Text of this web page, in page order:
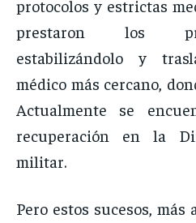
protocolos y estrictas
prestaron los
estabilizándolo y
médico más cercano,
Actualmente se
recuperación en la
militar.
Pero estos sucesos,